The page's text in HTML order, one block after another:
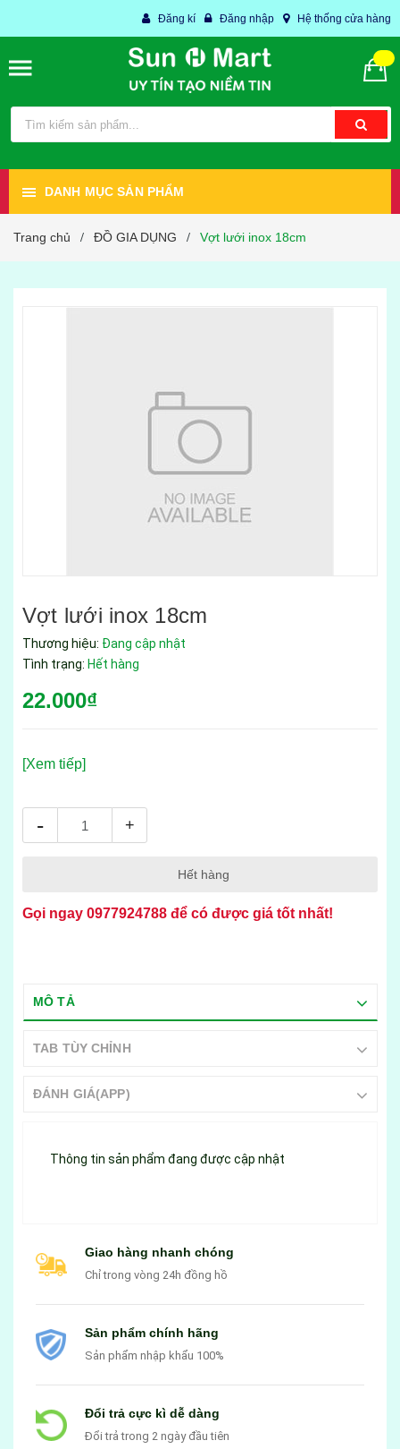
Đăng kí Đăng nhập Hệ thống cửa hàng
DANH MỤC SẢN PHẨM
Trang chủ / ĐỒ GIA DỤNG / Vợt lưới inox 18cm
Vợt lưới inox 18cm
Thương hiệu: Đang cập nhật
Tình trạng: Hết hàng
22.000₫
[Xem tiếp]
- +
Hết hàng
Gọi ngay 0977924788 để có được giá tốt nhất!
MÔ TẢ
TAB TÙY CHỈNH
ĐÁNH GIÁ(APP)
Thông tin sản phẩm đang được cập nhật
Giao hàng nhanh chóng
Chỉ trong vòng 24h đồng hồ
Sản phẩm chính hãng
Sản phẩm nhập khẩu 100%
Đổi trả cực kì dễ dàng
Đổi trả trong 2 ngày đầu tiên